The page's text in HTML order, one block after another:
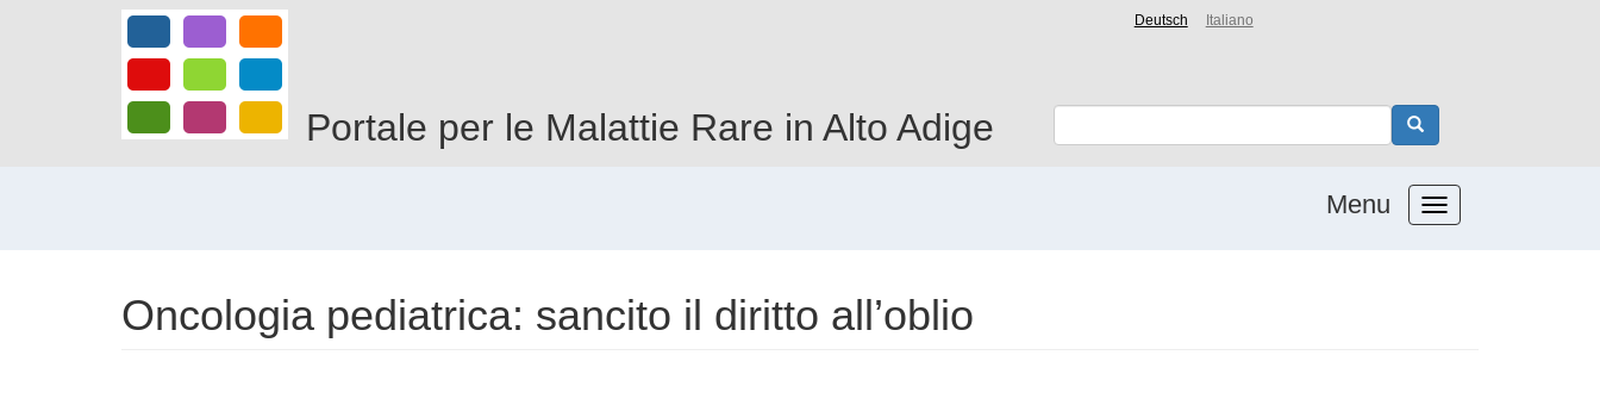
Deutsch Italiano
Portale per le Malattie Rare in Alto Adige
Menu
Oncologia pediatrica: sancito il diritto all’oblio